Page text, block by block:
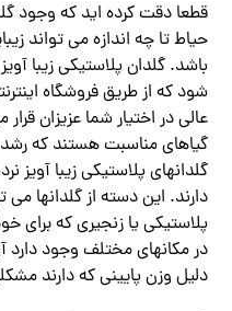
قطعا دقت کرده اید که وجود
حیاط تا چه اندازه می تواند
باشد. گلدان پلاستیکی زیبا
شود که از طریق فروشگاه
عالی در اختیار شما عزیزان
گیاهای مناسبت هستند که رشد
گلدانهای پلاستیکی زیبا آویز
دارند. این دسته از گلدانها
پلاستیکی یا زنجیری که برای
در مکانهای مختلف وجود دارد
دلیل وزن پایینی که دارند